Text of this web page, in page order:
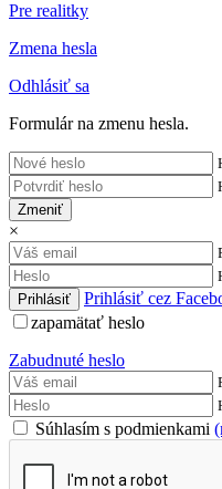
Pre realitky
Zmena hesla
Odhlásiť sa
Formulár na zmenu hesla.
Zmeniť
×
Prihlásiť cez
zapamätať heslo
Zabudnuté heslo
Súhlasím s podmienkami